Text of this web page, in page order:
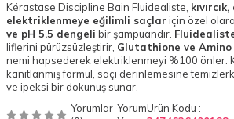
Kérastase Discipline Bain Fluidealiste,
elektriklenmeye eğilimli saçlar için özel
ve pH 5.5 dengeli bir şampuandır.
liflerini pürüzsüzleştirir, Glutathione ve
nemi hapsederek elektriklenmeyi %100 önler.
kanıtlanmış formül, saçı derinlemesine
ve ipeksi bir dokunuş sunar.
Yorumlar YorumÜrün Kodu :